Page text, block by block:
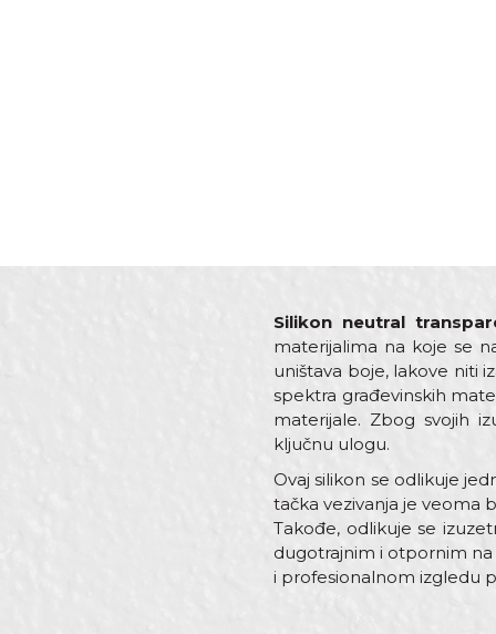
Silikon neutral
materijalima na koje se
uništava boje, lakove niti
spektra građevinskih
materijale. Zbog svojih
ključnu ulogu.
Ovaj silikon se odlikuje
tačka vezivanja je veoma
Takođe, odlikuje se
dugotrajnim i otpornim na
i profesionalnom izgledu